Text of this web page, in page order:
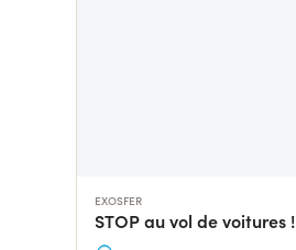
EXOSFER
STOP au vol de voitures !